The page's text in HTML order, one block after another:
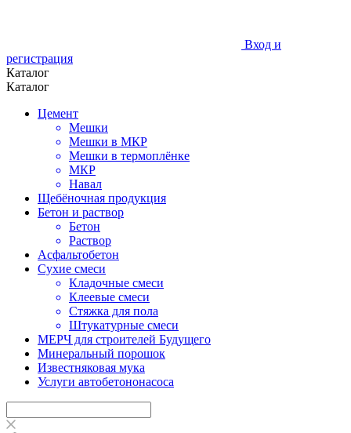
Вход и
регистрация
Каталог
Каталог
Цемент
Мешки
Мешки в МКР
Мешки в термоплёнке
МКР
Навал
Щебёночная продукция
Бетон и раствор
Бетон
Раствор
Асфальтобетон
Сухие смеси
Кладочные смеси
Клеевые смеси
Стяжка для пола
Штукатурные смеси
МЕРЧ для строителей Будущего
Минеральный порошок
Известняковая мука
Услуги автобетононасоса